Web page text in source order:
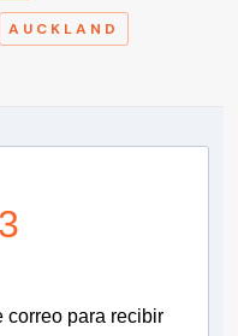
AUCKLAND
correo para recibir